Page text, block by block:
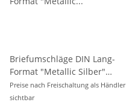
Briefumschläge DIN Lang-
Format "Metallic Silber"
ohne Fenster, 20er Pack
Preise nach Freischaltung als Händler
sichtbar